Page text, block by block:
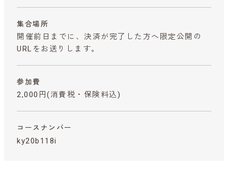
集合場所
開催前日までに、決済が完了した方へ限定公開の
URLをお送りします。
参加費
2,000円 (消費税・保険料込)
コースナンバー
ky20b118i